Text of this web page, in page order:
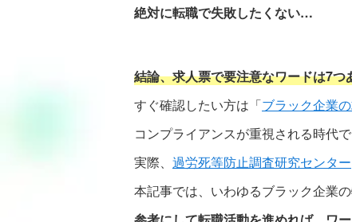
絶対に転職で失敗したくない…
結論、求人票で要注意なワードは7つ
すぐ確認したい方は「ブラック企業
コンプライアンスが重視される時代
実際、 過労死等防止調査研究センター
本記事では、いわゆるブラック企業